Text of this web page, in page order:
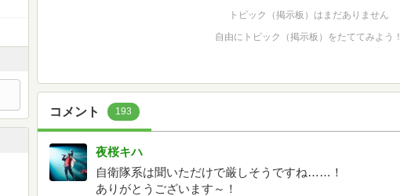
トピック（掲示板）はまだありません
自由にトピック（掲示板）をたててみよう！
コメント 193
夜桜キハ
自衛隊系は聞いただけで厳しそうですね……！
ありがとうございます～！